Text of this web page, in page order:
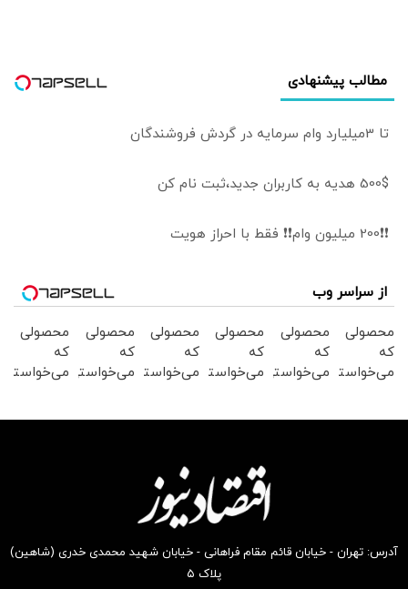
مطالب پیشنهادی
تا 3میلیارد وام سرمایه در گردش فروشندگان
500$ هدیه به کاربران جدید،ثبت نام کن
❗❗200 میلیون وام❗❗ فقط با احراز هویت
از سراسر وب
محصولی
که
می‌خواستی
محصولی
که
می‌خواستی
محصولی
که
می‌خواستی
بخر !
محصولی
که
می‌خواستی
بخر !
محصولی
که
می‌خواستی
محصولی
که
می‌خواستی
آدرس: تهران - خیابان قائم مقام فراهانی - خیابان شهید محمدی خدری (شاهین)
پلاک ۵